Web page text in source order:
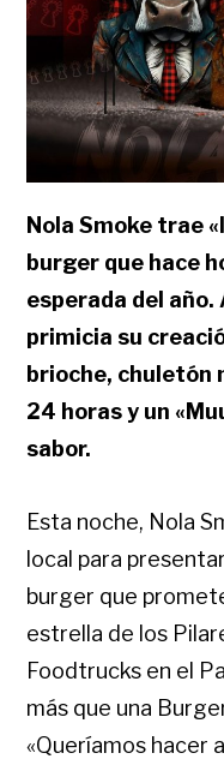
Nola Smoke trae
burger que hace
esperada del
primicia su
brioche, chuletón
24 horas y un
sabor.
Esta noche, Nola
local para
burger que
estrella de los
Foodtrucks en el
más que una
«Queríamos hacer